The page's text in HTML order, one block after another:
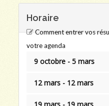
Horaire
Comment entrer vos
votre agenda
9 octobre - 5 mars
12 mars - 12 mars